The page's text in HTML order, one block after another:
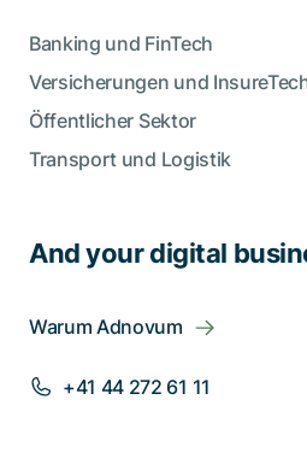
And your digital
Warum Adnovum
+41 44 272 61 11
Banking und FinTech
Versicherungen und
Öffentlicher Sektor
Transport und Logistik